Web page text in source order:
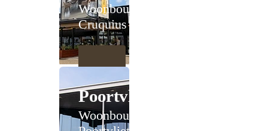
Woonboulevard
Cruquius
Poortvliet
Woonboulevard